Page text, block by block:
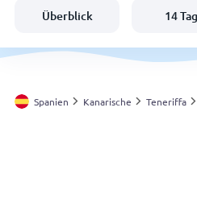
Schweiz
Deutschland
Überblick 14
Spanien Kanarische Teneriffa